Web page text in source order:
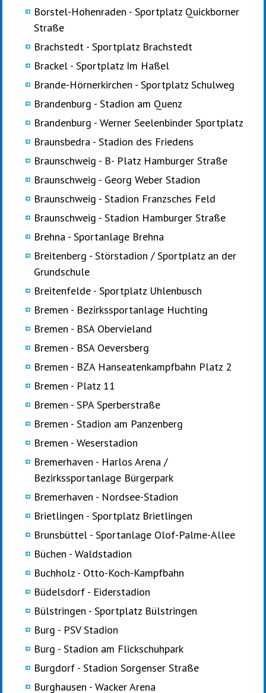
Borstel-Hohenraden - Sportplatz Quickborner
Straße
Brachstedt - Sportplatz Brachstedt
Brackel - Sportplatz Im Haßel
Brande-Hörnerkirchen - Sportplatz Schulweg
Brandenburg - Stadion am Quenz
Brandenburg - Werner Seelenbinder Sportplatz
Braunsbedra - Stadion des Friedens
Braunschweig - B- Platz Hamburger Straße
Braunschweig - Georg Weber Stadion
Braunschweig - Stadion Franzsches Feld
Braunschweig - Stadion Hamburger Straße
Brehna - Sportanlage Brehna
Breitenberg - Störstadion / Sportplatz an der
Grundschule
Breitenfelde - Sportplatz Uhlenbusch
Bremen - Bezirkssportanlage Huchting
Bremen - BSA Obervieland
Bremen - BSA Oeversberg
Bremen - BZA Hanseatenkampfbahn Platz 2
Bremen - Platz 11
Bremen - SPA Sperberstraße
Bremen - Stadion am Panzenberg
Bremen - Weserstadion
Bremerhaven - Harlos Arena /
Bezirkssportanlage Bürgerpark
Bremerhaven - Nordsee-Stadion
Brietlingen - Sportplatz Brietlingen
Brunsbüttel - Sportanlage Olof-Palme-Allee
Büchen - Waldstadion
Buchholz - Otto-Koch-Kampfbahn
Büdelsdorf - Eiderstadion
Bülstringen - Sportplatz Bülstringen
Burg - PSV Stadion
Burg - Stadion am Flickschuhpark
Burgdorf - Stadion Sorgenser Straße
Burghausen - Wacker Arena